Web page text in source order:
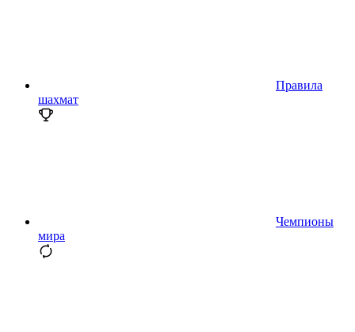
Правила
шахмат
Чемпионы
мира